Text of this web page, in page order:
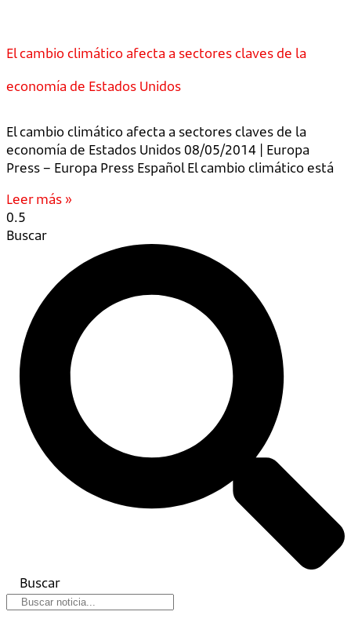
El cambio climático afecta a sectores claves de la
economía de Estados Unidos
El cambio climático afecta a sectores claves de la
economía de Estados Unidos 08/05/2014 | Europa
Press – Europa Press Español El cambio climático está
Leer más »
Buscar
Buscar